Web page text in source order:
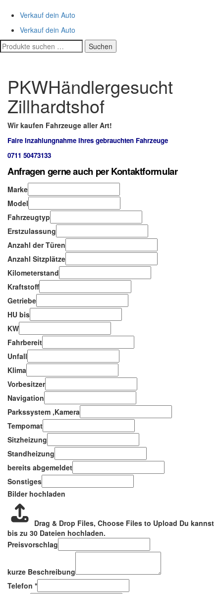
Verkauf dein Auto
Verkauf dein Auto
Suchen
nach:
Suchen
PKWHändlergesucht
Zillhardtshof
Wir kaufen Fahrzeuge aller Art!
Faire Inzahlungnahme Ihres gebrauchten Fahrzeuge
0711 50473133
Anfragen gerne auch per Kontaktformular
Marke
Model
Fahrzeugtyp
Erstzulassung
Anzahl der Türen
Anzahl Sitzplätze
Kilometerstand
Kraftstoff
Getriebe
HU bis
KW
Fahrbereit
Unfall
Klima
Vorbesitzer
Navigation
Parkssystem ,Kamera
Tempomat
Sitzheizung
Standheizung
bereits abgemeldet
Sonstiges
Bilder hochladen
Drag & Drop Files, Choose Files to Upload Du kannst
bis zu 30 Dateien hochladen.
Preisvorschlag
kurze Beschreibung
Telefon *